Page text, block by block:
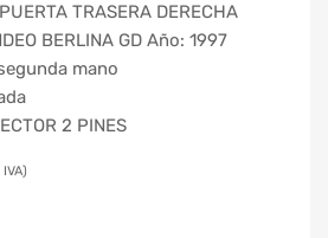
TRASERA DERECHA
BERLINA GD Año: 1997
mano
2 PINES